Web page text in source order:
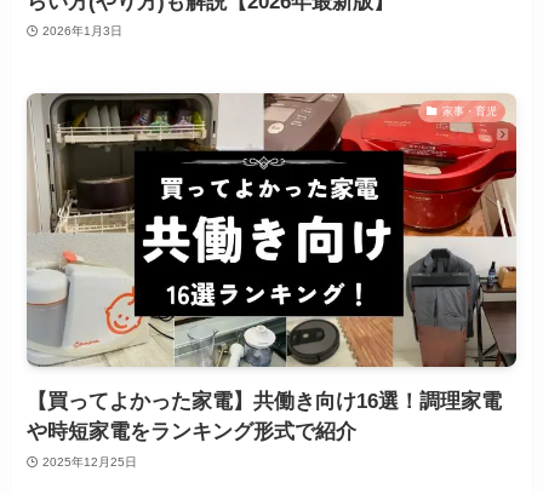
2026年1月3日
家事・育児
【買ってよかった家電】共働き向け16選！調理家電
や時短家電をランキング形式で紹介
2025年12月25日